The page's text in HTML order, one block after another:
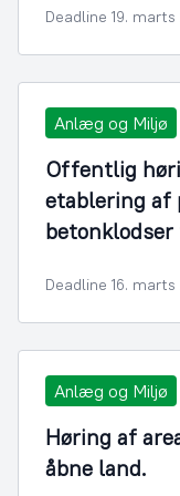
Deadline 19. marts
Anlæg og Miljø
Offentlig
etablering af
Deadline 16. marts
Anlæg og Miljø
Høring af
åbne land.